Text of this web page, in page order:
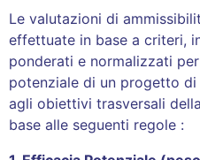
Le valutazioni di
effettuate in base a criteri,
ponderati e normalizzati
potenziale di un progetto
agli obiettivi trasversali
base alle seguenti regole :